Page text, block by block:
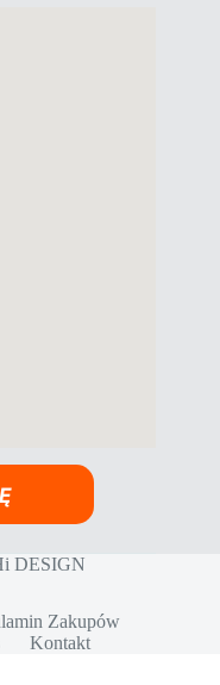
DESIGN
Zakupów
Kontakt